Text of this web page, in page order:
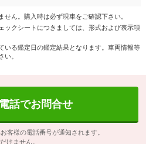
ん。購入時は必ず現車をご確認下さい。
クシートにつきましては、形式および表示項
る鑑定日の鑑定結果となります。車両情報等
い。
話でお問合せ
客様の電話番号が通知されます。
けません。